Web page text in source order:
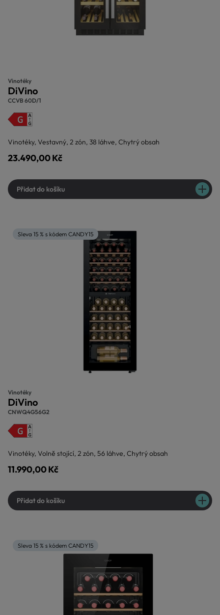
Vinotéky
DiVino
CCVB 60D/1
Vinotéky, Vestavný, 2 zón, 38 láhve, Chytrý obsah
23.490,00 Kč
Přidat do košíku
Sleva 15 % s kódem CANDY15
Vinotéky
DiVino
CNWQ4G56G2
Vinotéky, Volně stojící, 2 zón, 56 láhve, Chytrý obsah
11.990,00 Kč
Přidat do košíku
Sleva 15 % s kódem CANDY15